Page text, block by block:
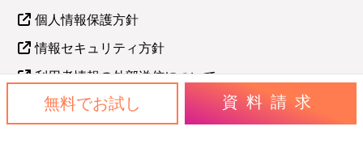
無料でお試し 資料請求
個人情報保護方針
情報セキュリティ方針
利用者情報の外部送信について
株式会社アイ・ピー・エル